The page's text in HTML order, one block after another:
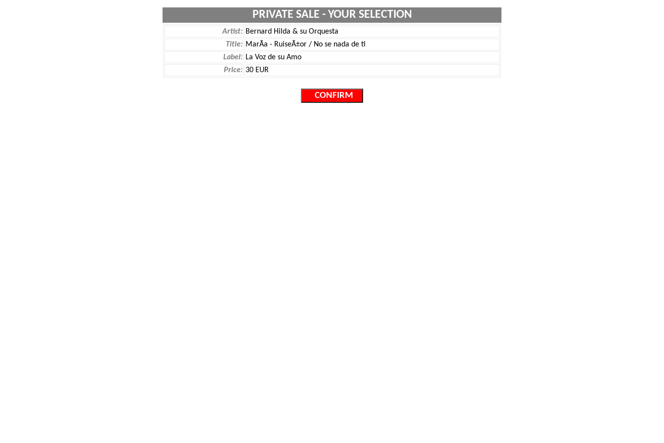
PRIVATE SALE - YOUR SELECTION
Artist: Bernard Hilda & su Orquesta
Title: MarÃ­a - RuiseÃ±or / No se nada de ti
Label: La Voz de su Amo
Price: 30 EUR